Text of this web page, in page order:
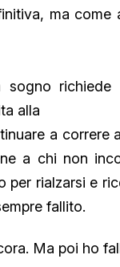
ma
sogno
alla
a correre
a chi non
per rialzarsi e
fallito.
Ma poi ho